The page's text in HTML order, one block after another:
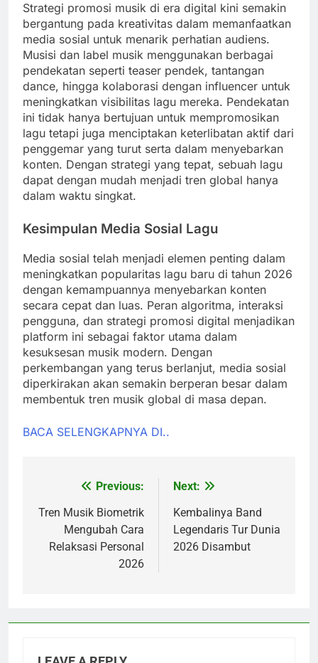
Strategi promosi musik di era digital kini semakin
bergantung pada kreativitas dalam memanfaatkan
media sosial untuk menarik perhatian audiens.
Musisi dan label musik menggunakan berbagai
pendekatan seperti teaser pendek, tantangan
dance, hingga kolaborasi dengan influencer untuk
meningkatkan visibilitas lagu mereka. Pendekatan
ini tidak hanya bertujuan untuk mempromosikan
lagu tetapi juga menciptakan keterlibatan aktif dari
penggemar yang turut serta dalam menyebarkan
konten. Dengan strategi yang tepat, sebuah lagu
dapat dengan mudah menjadi tren global hanya
dalam waktu singkat.
Kesimpulan Media Sosial Lagu
Media sosial telah menjadi elemen penting dalam
meningkatkan popularitas lagu baru di tahun 2026
dengan kemampuannya menyebarkan konten
secara cepat dan luas. Peran algoritma, interaksi
pengguna, dan strategi promosi digital menjadikan
platform ini sebagai faktor utama dalam
kesuksesan musik modern. Dengan
perkembangan yang terus berlanjut, media sosial
diperkirakan akan semakin berperan besar dalam
membentuk tren musik global di masa depan.
BACA SELENGKAPNYA DI..
navigation
Previous:
Tren Musik Biometrik
Mengubah Cara
Relaksasi Personal
2026
Next:
Kembalinya Band
Legendaris Tur Dunia
2026 Disambut